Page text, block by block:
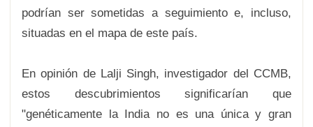
podrían ser sometidas a seguimiento e, incluso,
situadas en el mapa de este país.
En opinión de Lalji Singh, investigador del CCMB,
estos descubrimientos significarían que
"genéticamente la India no es una única y gran